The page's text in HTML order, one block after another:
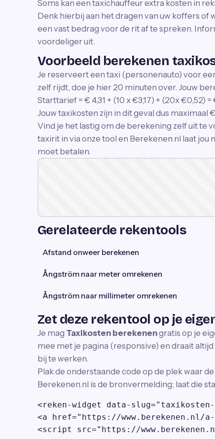
Soms kan een taxichauffeur extra kosten in
Denk hierbij aan het dragen van uw koffers of
een vast bedrag voor de rit af te spreken.
voordeliger uit.
Voorbeeld berekenen
Je reserveert een taxi (personenauto) voor
zelf rijdt, doe je hier 20 minuten over. Jouw
Starttarief = € 4,31 + (10 x €3,17) + (20x €0,52) =
Jouw taxikosten zijn in dit geval dus maximaal
Vind je het lastig om de berekening zelf uit te
taxirit in via onze tool en Berekenen.nl laat
moet betalen.
Gerelateerde rekentools
Afstand onweer berekenen
Ångström naar meter omrekenen
Ångström naar millimeter omrekenen
Zet deze rekentool op je
Je mag Taxikosten berekenengratis op je
mee met je pagina (responsive) en draait
bij te werken.
Plak de onderstaande code op de plek waar
Berekenen.nl is de bronvermelding; laat die
<reken-widget data-slug="taxikosten-
<a href="https://www.berekenen.nl/
<script src="https://